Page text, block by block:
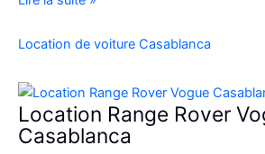
SUV
Luxe
à
l’Aéroport
Location de voiture Casablanca
Location Range Rover
Casablanca